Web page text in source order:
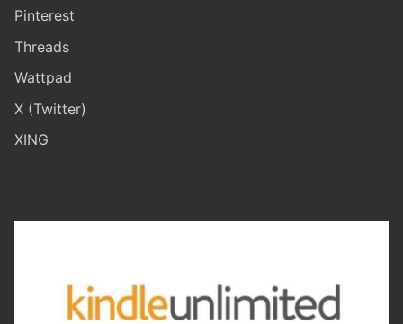
Pinterest
Threads
Wattpad
X (Twitter)
XING